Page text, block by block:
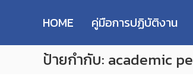
p
M
T
T
ห
วิ
ท
HOME คู่มือการปฏิบัติงาน
ป้ายกำกับ: academic